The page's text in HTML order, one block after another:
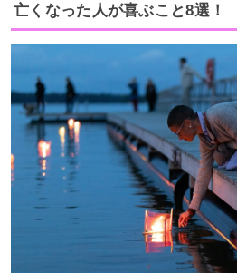
亡くなった人が喜ぶこと8選！